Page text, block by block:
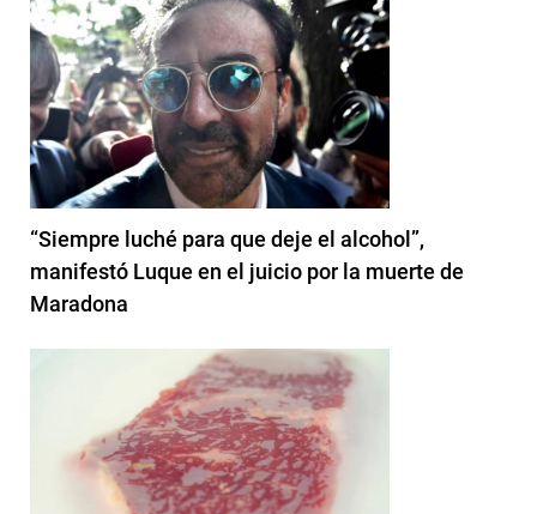
“Siempre luché para que deje el alcohol”,
manifestó Luque en el juicio por la muerte de
Maradona